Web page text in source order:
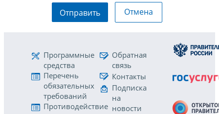
Отправить Отмена
Программные
средства
Перечень
обязательных
требований
Противодействие
Обратная
связь
Контакты
Подписка
на
новости